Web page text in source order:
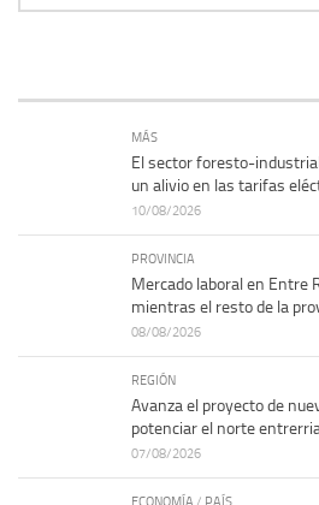
MÁS
El sector foresto-
un alivio en las tarifas
10/08/2026
PROVINCIA
Mercado laboral en Entre
mientras el resto de la
08/08/2026
REGIÓN
Avanza el proyecto de
potenciar el norte
07/08/2026